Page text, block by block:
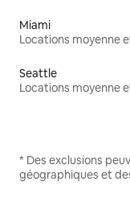
Miami
Seattle
* Des exclusions
géographiques et